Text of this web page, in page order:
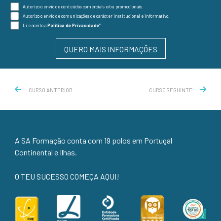
Consentimento
Autorizo o envio de conteúdos comerciais e/ou promocionais.
Consentimento
Autorizo o envio de comunicações de carácter institucional e informativo.
Consentimento(Obrigatório)
QUERO MAIS INFORMAÇÕES
CURSO ANTERIOR CURSO SEGUINTE
A SA Formação conta com 19 polos em Portugal
Continental e Ilhas.
O TEU SUCESSO COMEÇA AQUI!